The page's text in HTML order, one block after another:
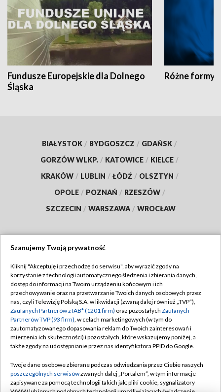
Fundusze Europejskie dla Dolnego
Śląska
Różne formy
BIAŁYSTOK / BYDGOSZCZ / GDAŃSK /
GORZÓW WLKP. / KATOWICE / KIELCE /
KRAKÓW / LUBLIN / ŁÓDŹ / OLSZTYN /
OPOLE / POZNAŃ / RZESZÓW /
SZCZECIN / WARSZAWA / WROCŁAW
TVP
Abonament TVP
Emisja w TVP
Centrum informacji TVP
Naziemna Telewizja Cyfrowa
Rada Programowa
System NOS
Regulamin TVP
Polityka prywatności
Moje zgody
Pomoc
Kontakt
Szanujemy Twoją prywatność
Kliknij "Akceptuję i przechodzę do serwisu", aby wyrazić zgody na
korzystanie z technologii automatycznego śledzenia i zbierania danych,
dostęp do informacji na Twoim urządzeniu końcowym i ich
przechowywanie oraz na przetwarzanie Twoich danych osobowych przez
nas, czyli Telewizję Polską S.A. w likwidacji (zwaną dalej również „TVP”),
Zaufanych Partnerów z IAB* (1201 firm) oraz pozostałych Zaufanych
Partnerów TVP (93 firm), w celach marketingowych (w tym do
zautomatyzowanego dopasowania reklam do Twoich zainteresowań i
mierzenia ich skuteczności) i pozostałych, które wskazujemy poniżej, a
także zgody na udostępnianie przez nas identyfikatora PPID do Google.
Twoje dane osobowe zbierane podczas odwiedzania przez Ciebie naszych
poszczególnych serwisówzwanych dalej „Portalem”, w tym informacje
zapisywane za pomocą technologii takich jak: pliki cookie, sygnalizatory